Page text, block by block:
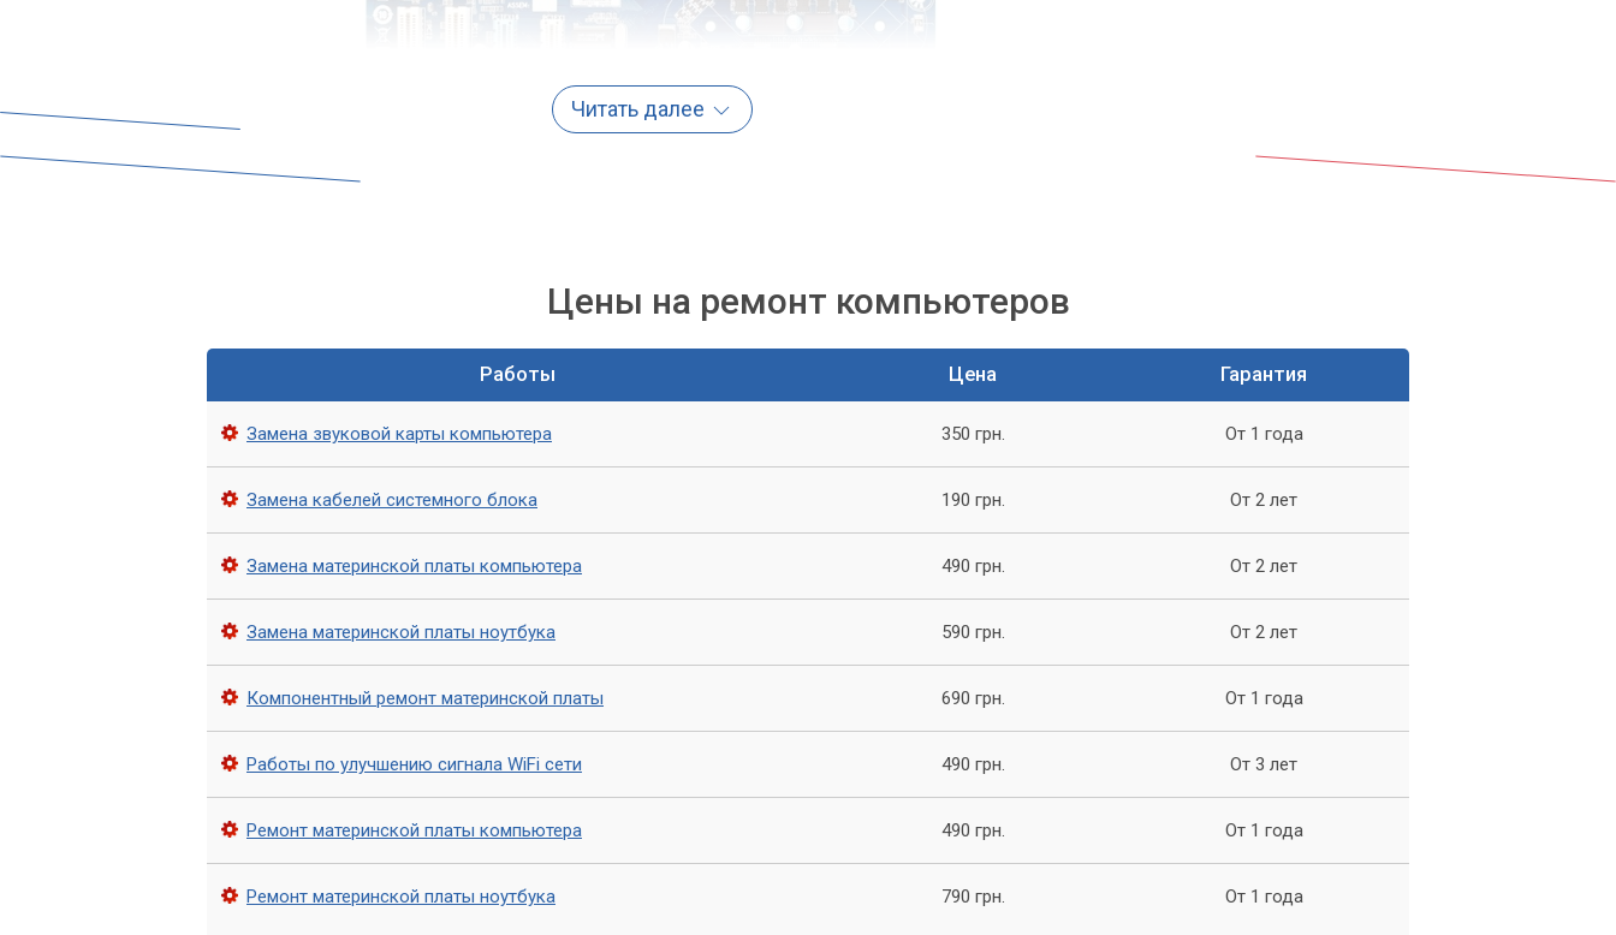
Модель Gigabyte GA-G41MT-S2PT
загружает базовуюоперационную систему
, то можно узнать её производителя из данных,
отображаемых на экране.
Читать далее
Цены на ремонт компьютеров
Работы Цена Гарантия
Замена звуковой карты компьютера 350 грн. От 1 года
Замена кабелей системного блока 190 грн. От 2 лет
Замена материнской платы компьютера 490 грн. От 2 лет
Замена материнской платы ноутбука 590 грн. От 2 лет
Компонентный ремонт материнской платы 690 грн. От 1 года
Работы по улучшению сигнала WiFi сети 490 грн. От 3 лет
Ремонт материнской платы компьютера 490 грн. От 1 года
Ремонт материнской платы ноутбука 790 грн. От 1 года